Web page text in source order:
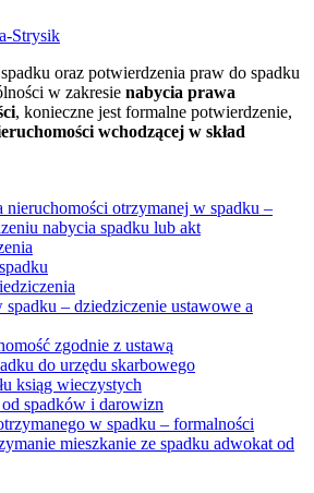
Strysik
oraz potwierdzenia praw do spadku
w zakresie nabycia prawa
, konieczne jest formalne potwierdzenie,
wchodzącej w skład
nieruchomości otrzymanej w spadku –
nabycia spadku lub akt
– dziedziczenie ustawowe a
zgodnie z ustawą
do urzędu skarbowego
ksiąg wieczystych
spadków i darowizn
w spadku – formalności
mieszkanie ze spadku adwokat od